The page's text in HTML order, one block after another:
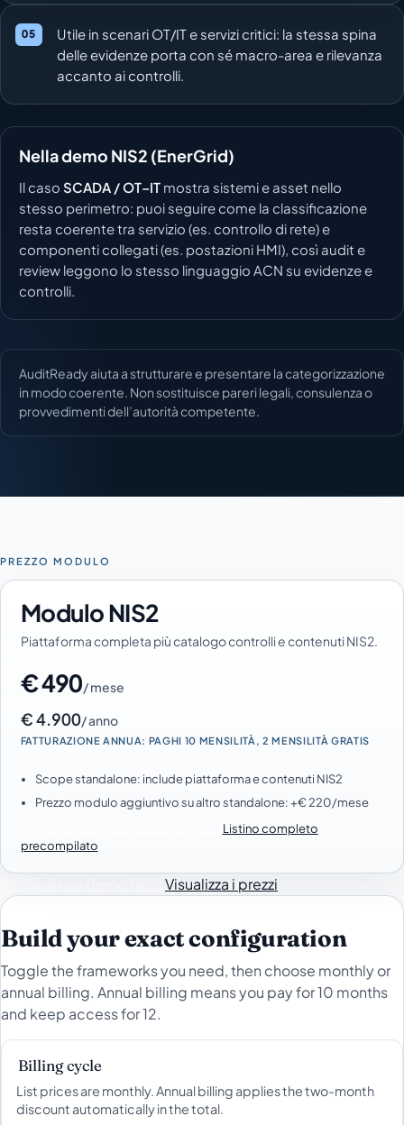
Utile in scenari OT/IT e servizi critici: la stessa spina
delle evidenze porta con sé macro-area e rilevanza
accanto ai controlli.
Nella demo NIS2 (EnerGrid)
Il caso SCADA / OT–IT mostra sistemi e asset nello
stesso perimetro: puoi seguire come la classificazione
resta coerente tra servizio (es. controllo di rete) e
componenti collegati (es. postazioni HMI), così audit e
review leggono lo stesso linguaggio ACN su evidenze e
controlli.
AuditReady aiuta a strutturare e presentare la categorizzazione
in modo coerente. Non sostituisce pareri legali, consulenza o
provvedimenti dell’autorità competente.
PREZZO MODULO
Modulo NIS2
Piattaforma completa più catalogo controlli e contenuti NIS2.
€ 490/ mese
€ 4.900/ anno
FATTURAZIONE ANNUA: PAGHI 10 MENSILITÀ, 2 MENSILITÀ GRATIS
Scope standalone: include piattaforma e contenuti NIS2
Prezzo modulo aggiuntivo su altro standalone: +€ 220/mese
Listino completo
precompilato
Visualizza i prezzi
Build your exact configuration
Toggle the frameworks you need, then choose monthly or
annual billing. Annual billing means you pay for 10 months
and keep access for 12.
Billing cycle
List prices are monthly. Annual billing applies the two-month
discount automatically in the total.